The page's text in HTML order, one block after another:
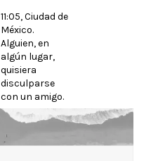
11:05, Ciudad de
México.
Alguien, en
algún lugar,
quisiera
disculparse
con un amigo.